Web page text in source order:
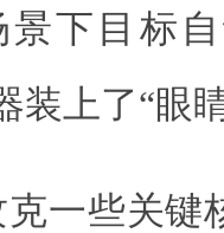
下目标
装上了“眼
克一些关键